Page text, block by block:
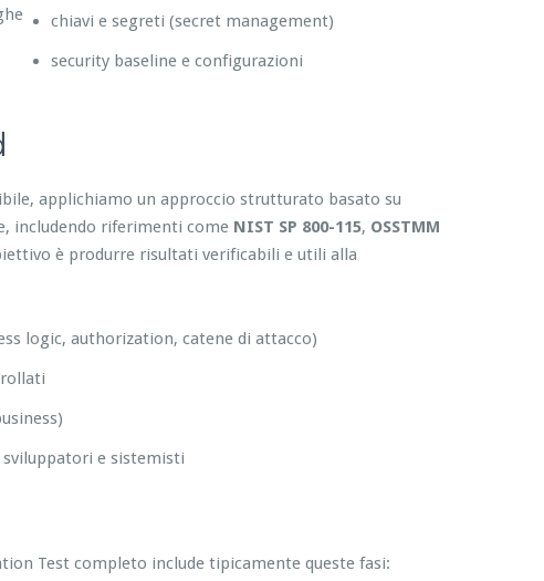
chiavi e segreti (secret management)
security baseline e configurazioni
applichiamo un approccio strutturato basato su
includendo riferimenti come NIST SP 800-115, OSSTMM
è produrre risultati verificabili e utili alla
logic, authorization, catene di attacco)
e sistemisti
Test completo include tipicamente queste fasi: